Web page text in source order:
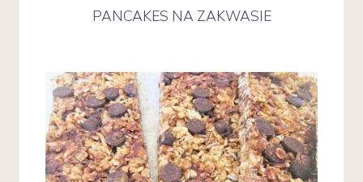
PANCAKES NA ZAKWASIE